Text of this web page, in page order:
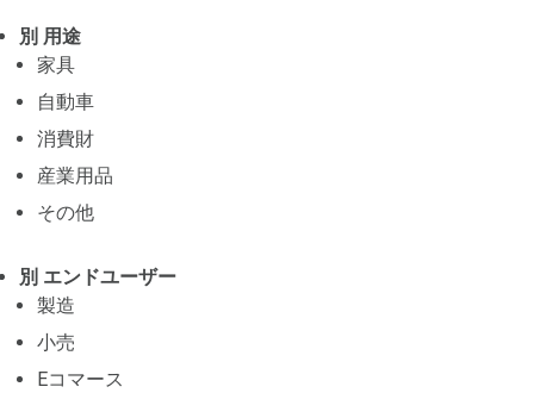
別 用途
家具
自動車
消費財
産業用品
その他
別 エンドユーザー
製造
小売
Eコマース